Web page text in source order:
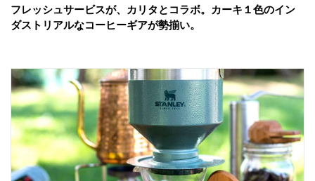
フレッシュサービスが、カリタとコラボ。カーキ１色のイン
ダストリアルなコーヒーギアが勢揃い。